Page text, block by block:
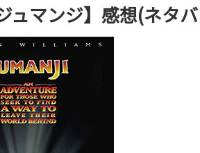
ュマンジ】感想(ネタ